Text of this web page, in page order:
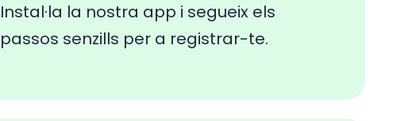
Instal·la la nostra app i segueix els
passos senzills per a registrar-te.